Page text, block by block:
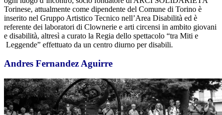
Torinese, attualmente come dipendente del Comune di Torino è
inserito nel Gruppo Artistico Tecnico nell’Area Disabilità ed è
referente dei laboratori di Clownerie e arti circensi in ambito giovani
e disabilità, altresì a curato la Regia dello spettacolo “tra Miti e
Leggende” effettuato da un centro diurno per disabili.
Andres Fernandez Aguirre